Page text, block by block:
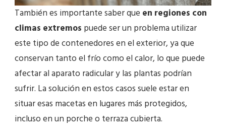
También es importante saber que en regiones con
climas extremos puede ser un problema utilizar
este tipo de contenedores en el exterior, ya que
conservan tanto el frío como el calor, lo que puede
afectar al aparato radicular y las plantas podrían
sufrir. La solución en estos casos suele estar en
situar esas macetas en lugares más protegidos,
incluso en un porche o terraza cubierta.